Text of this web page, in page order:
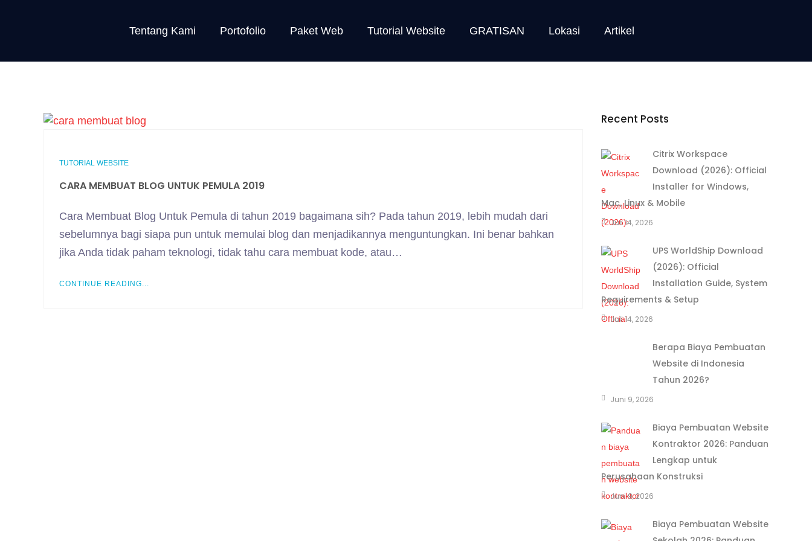
Tentang Kami Portofolio Paket Web Tutorial Website GRATISAN Lokasi Artikel
TUTORIAL WEBSITE
CARA MEMBUAT BLOG UNTUK PEMULA 2019
Cara Membuat Blog Untuk Pemula di tahun 2019 bagaimana sih? Pada tahun 2019, lebih mudah dari
sebelumnya bagi siapa pun untuk memulai blog dan menjadikannya menguntungkan. Ini benar bahkan
jika Anda tidak paham teknologi, tidak tahu cara membuat kode, atau…
CONTINUE READING...
Recent Posts
Citrix Workspace
Download (2026): Official
Installer for Windows,
Mac, Linux & Mobile
Juli 14, 2026
UPS WorldShip Download
(2026): Official
Installation Guide, System
Requirements & Setup
Juli 14, 2026
Berapa Biaya Pembuatan
Website di Indonesia
Tahun 2026?
Juni 9, 2026
Biaya Pembuatan Website
Kontraktor 2026: Panduan
Lengkap untuk
Perusahaan Konstruksi
Juni 9, 2026
Biaya Pembuatan Website